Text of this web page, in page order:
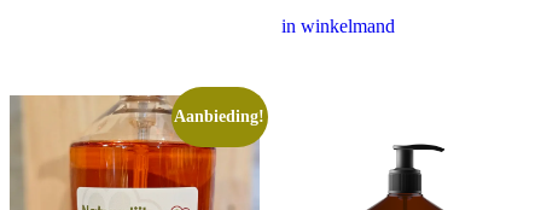
in winkelmand
Aanbieding!